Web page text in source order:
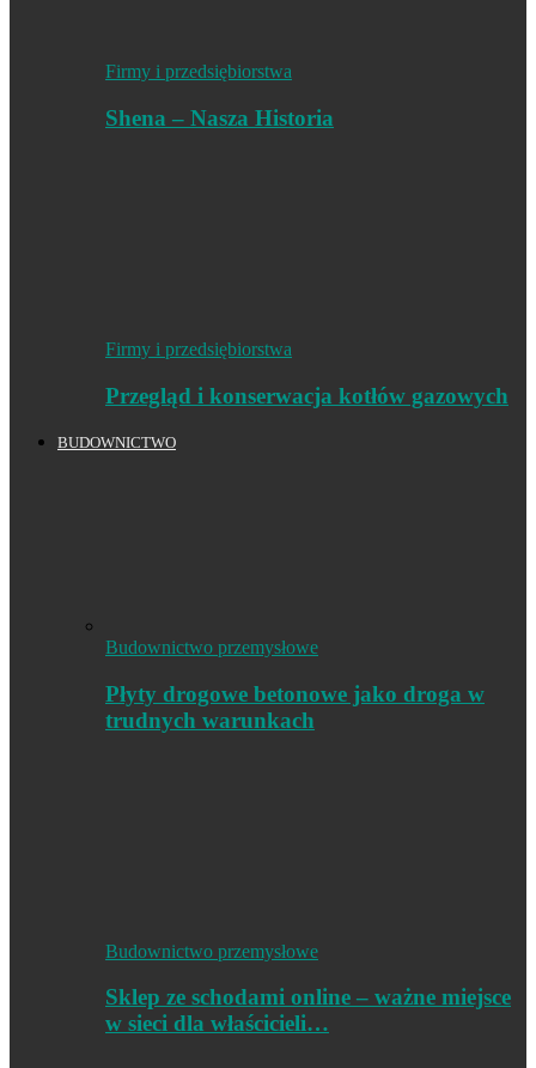
Firmy i przedsiębiorstwa
Shena – Nasza Historia
Firmy i przedsiębiorstwa
Przegląd i konserwacja kotłów gazowych
BUDOWNICTWO
Budownictwo przemysłowe
Płyty drogowe betonowe jako droga w
trudnych warunkach
Budownictwo przemysłowe
Sklep ze schodami online – ważne miejsce
w sieci dla właścicieli…